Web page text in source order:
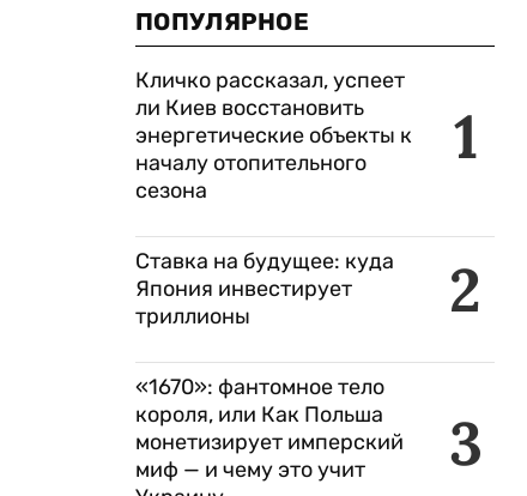
ПОПУЛЯРНОЕ
1
Кличко рассказал, успеет
ли Киев восстановить
энергетические объекты к
началу отопительного
сезона
2
Ставка на будущее: куда
Япония инвестирует
триллионы
3
«1670»: фантомное тело
короля, или Как Польша
монетизирует имперский
миф — и чему это учит